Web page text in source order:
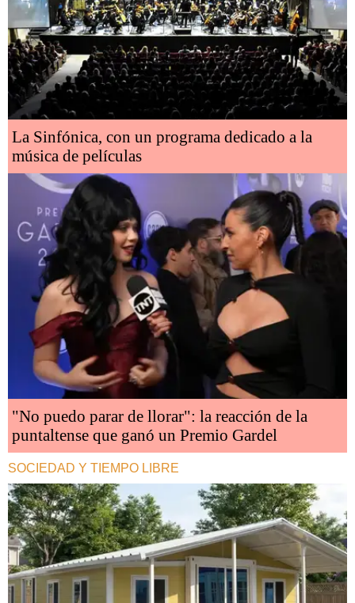
La Sinfónica, con un programa dedicado a la
música de películas
"No puedo parar de llorar": la reacción de la
puntaltense que ganó un Premio Gardel
SOCIEDAD Y TIEMPO LIBRE